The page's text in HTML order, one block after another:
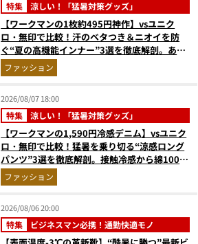
特集 涼しい！「猛暑対策グッズ」
【ワークマンの1枚約495円神作】vsユニク
ロ・無印で比較！汗のベタつき＆ニオイを防
ぐ“夏の高機能インナー”3選を徹底解剖。あな
たに最適な1着は？
ファッション
2026/08/07 18:00
特集 涼しい！「猛暑対策グッズ」
【ワークマンの1,590円冷感デニム】vsユニク
ロ・無印で比較！猛暑を乗り切る“涼感ロング
パンツ”3選を徹底解剖。接触冷感から綿100%
まで決定版
ファッション
2026/08/06 20:00
特集 ビジネスマン必携！通勤快適モノ